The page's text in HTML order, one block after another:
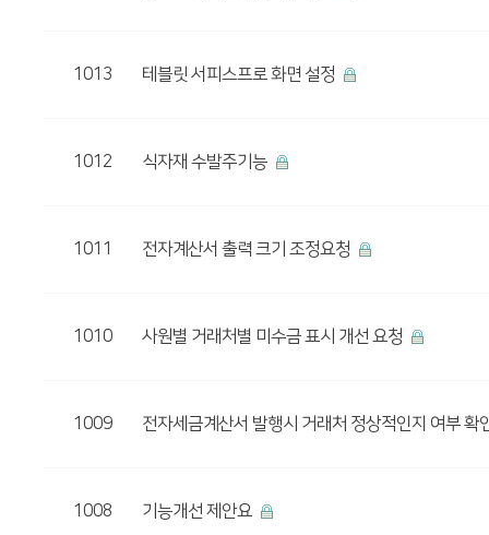
1013 테블릿 서피스프로 화면 설정
1012 식자재 수발주기능
1011 전자계산서 출력 크기 조정요청
1010 사원별 거래처별 미수금 표시 개선 요청
1009 전자세금계산서 발행시 거래처 정상적인지 여부 확
1008 기능개선 제안요